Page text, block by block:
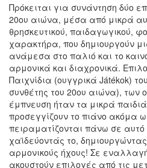
Πρόκειται για συνάντηση δύο
20ου αιώνα, μέσα από μικρά
θρησκευτικού, παιδαγωγικού,
χαρακτήρα, που δημιουργούν
ανάμεσα στο παλιό και το
αρμονικά και διαχρονικά.
Παιχνίδια (ουγγρικά Játékok) του
συνθέτης του 20ου αιώνα), των
έμπνευση ήταν τα μικρά
προσεγγίζουν το πιάνο ακόμα
πειραματίζονται πάνω σε
χαϊδεύοντάς το,
αρμονικούς ήχους! Σε
ακουστούν επιλογές από τις